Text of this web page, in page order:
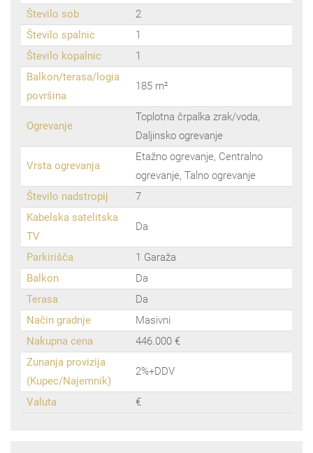
Število sob
2
Število spalnic
1
Število kopalnic
1
Balkon/terasa/logia
površina
185 m²
Ogrevanje
Toplotna črpalka zrak/voda,
Daljinsko ogrevanje
Vrsta ogrevanja
Etažno ogrevanje, Centralno
ogrevanje, Talno ogrevanje
Število nadstropij
7
Kabelska satelitska
TV
Da
Parkirišča
1 Garaža
Balkon
Da
Terasa
Da
Način gradnje
Masivni
Nakupna cena
446.000 €
Zunanja provizija
(Kupec/Najemnik)
2%+DDV
Valuta €